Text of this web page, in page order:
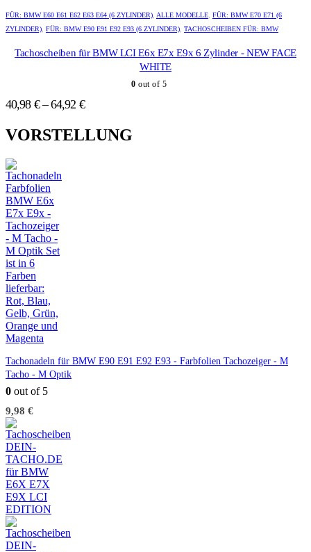
Produktseite
werden
Produktseite
werden
Produkt
weist
Varianten
können
auf
Produktseite
werden
Produkt
weist
Varianten
können
auf
Produktseite
werden
FÜR: BMW E60 E61 E62 E63 E64 (6 ZYLINDER), ALLE MODELLE, FÜR: BMW E70 E71 (6
ZYLINDER), FÜR: BMW E90 E91 E92 E93 (6 ZYLINDER), TACHOSCHEIBEN FÜR: BMW
Tachoscheiben für BMW LCI E6x E7x E9x 6 Zylinder - NEW FACE
WHITE
0 out of 5
40,98 €–64,92 €
VORSTELLUNG
Tachonadeln für BMW E90 E91 E92 E93 - Farbfolien Tachozeiger - M
Tacho - M Optik
0 out of 5
9,98 €